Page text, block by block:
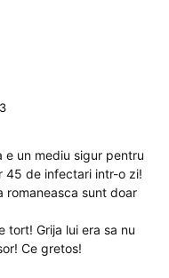
e un mediu sigur pentru
45 de infectari intr-o zi!
romaneasca sunt doar
tort! Grija lui era sa nu
Ce gretos!